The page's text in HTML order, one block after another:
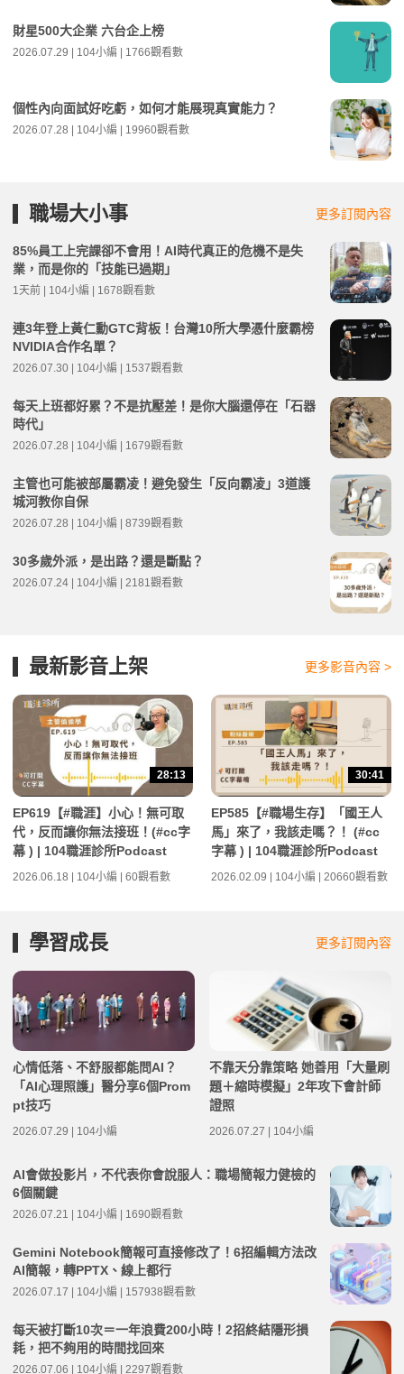
財星500大企業 六台企上榜
2026.07.29 | 104小編 | 1766觀看數
個性內向面試好吃虧，如何才能展現真實能力？
2026.07.28 | 104小編 | 19960觀看數
職場大小事 更多訂閱內容
85%員工上完課卻不會用！AI時代真正的危機不是失
業，而是你的「技能已過期」
1天前 | 104小編 | 1678觀看數
連3年登上黃仁勳GTC背板！台灣10所大學憑什麼霸榜
NVIDIA合作名單？
2026.07.30 | 104小編 | 1537觀看數
每天上班都好累？不是抗壓差！是你大腦還停在「石器
時代」
2026.07.28 | 104小編 | 1679觀看數
主管也可能被部屬霸凌！避免發生「反向霸凌」3道護
城河教你自保
2026.07.28 | 104小編 | 8739觀看數
30多歲外派，是出路？還是斷點？
2026.07.24 | 104小編 | 2181觀看數
最新影音上架 更多影音內容 >
28:13
EP619【#職涯】小心！無可取
代，反而讓你無法接班！(#cc字
幕 ) | 104職涯診所Podcast
2026.06.18 | 104小編 | 60觀看數
30:41
EP585【#職場生存】「國王人
馬」來了，我該走嗎？！ (#cc
字幕 ) | 104職涯診所Podcast
2026.02.09 | 104小編 | 20660觀看數
學習成長 更多訂閱內容
心情低落、不舒服都能問AI？
「AI心理照護」醫分享6個Prom
pt技巧
2026.07.29 | 104小編
不靠天分靠策略 她善用「大量刷
題＋縮時模擬」2年攻下會計師
證照
2026.07.27 | 104小編
AI會做投影片，不代表你會說服人：職場簡報力健檢的
6個關鍵
2026.07.21 | 104小編 | 1690觀看數
Gemini Notebook簡報可直接修改了！6招編輯方法改
AI簡報，轉PPTX、線上都行
2026.07.17 | 104小編 | 157938觀看數
每天被打斷10次＝一年浪費200小時！2招終結隱形損
耗，把不夠用的時間找回來
2026.07.06 | 104小編 | 2297觀看數